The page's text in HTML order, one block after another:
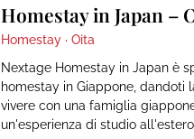
Homestay in Japan –
Homestay · Oita
Nextage Homestay in Japan è
homestay in Giappone, dandoti
vivere con una famiglia
un'esperienza di studio